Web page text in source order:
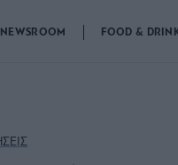
NEWSROOM FOOD &